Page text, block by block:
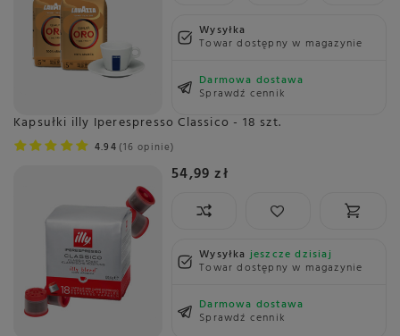
Wysyłka
Towar dostępny w magazynie
Darmowa dostawa
Sprawdź cennik
Kapsułki illy Iperespresso Classico - 18 szt.
4.94 16 opinie
54,99 zł
Wysyłkajeszcze dzisiaj
Towar dostępny w magazynie
Darmowa dostawa
Sprawdź cennik